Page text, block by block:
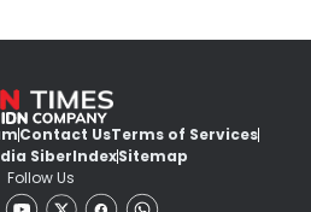
Contact UsTerms of Services
SiberIndexSitemap
Follow Us